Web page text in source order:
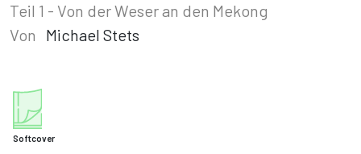
Teil 1 - Von der Weser an den Mekong
Von
Michael Stets
Softcover